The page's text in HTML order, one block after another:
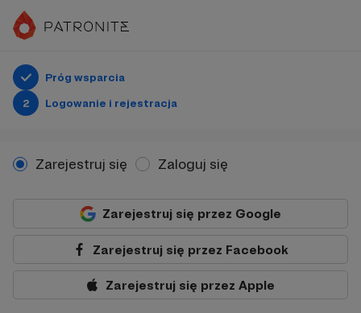
Próg wsparcia
2
Logowanie i rejestracja
Zarejestruj się Zaloguj się
Zarejestruj się przez Google
Zarejestruj się przez Facebook
Zarejestruj się przez Apple